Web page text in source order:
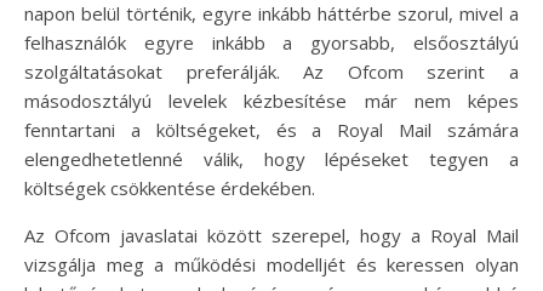
napon belül történik, egyre inkább háttérbe szorul, mivel a
felhasználók egyre inkább a gyorsabb, elsőosztályú
szolgáltatásokat preferálják. Az Ofcom szerint a
másodosztályú levelek kézbesítése már nem képes
fenntartani a költségeket, és a Royal Mail számára
elengedhetetlenné válik, hogy lépéseket tegyen a
költségek csökkentése érdekében.
Az Ofcom javaslatai között szerepel, hogy a Royal Mail
vizsgálja meg a működési modelljét és keressen olyan